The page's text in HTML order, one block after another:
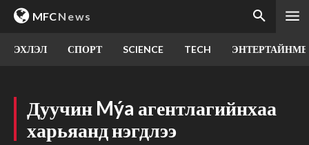
MFCNews
ЭХЛЭЛ СПОРТ SCIENCE TECH
Дуучин Mýa агентлагийнхаа
харьяанд нэгдлээ